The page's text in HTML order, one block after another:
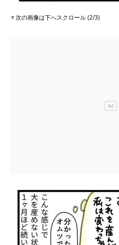
▼次の画像は下へスクロール (2/3)